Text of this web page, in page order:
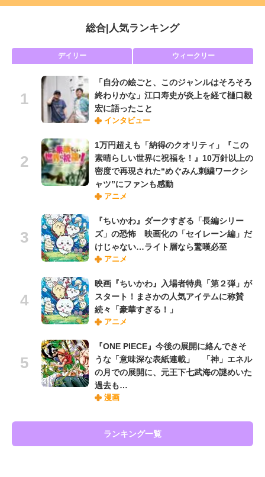
総合 人気ランキング
デイリー ウィークリー
「自分の絵ごと、このジャンルはそろそろ
終わりかな」江口寿史が炎上を経て樋口毅
宏に語ったこと
インタビュー
1万円超えも「納得のクオリティ」『この
素晴らしい世界に祝福を！』10万針以上の
密度で再現された“めぐみん刺繍ワークシ
ャツ”にファンも感動
アニメ
『ちいかわ』ダークすぎる「長編シリー
ズ」の恐怖 映画化の「セイレーン編」だ
けじゃない…ライト層なら驚嘆必至
アニメ
映画『ちいかわ』入場者特典「第２弾」が
スタート！まさかの人気アイテムに称賛
続々「豪華すぎる！」
アニメ
『ONE PIECE』今後の展開に絡んできそ
うな「意味深な表紙連載」 「神」エネル
の月での展開に、元王下七武海の謎めいた
過去も…
漫画
ランキング一覧